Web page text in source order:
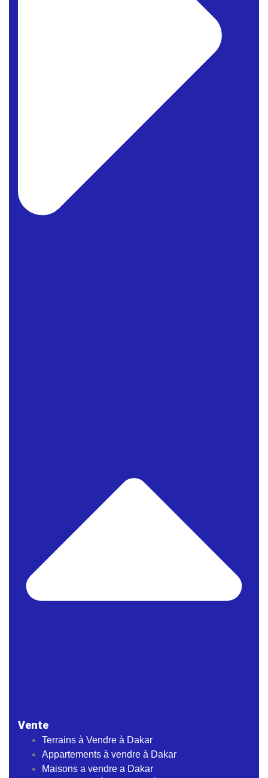
Vente
Terrains à Vendre à Dakar
Appartements à vendre à Dakar
Maisons a vendre a Dakar